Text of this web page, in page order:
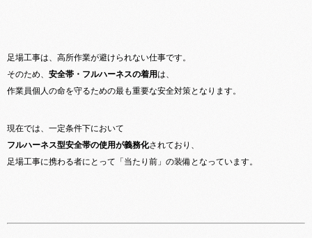
足場工事は、高所作業が避けられない仕事です。
そのため、 安全帯・フルハーネスの着用は、
作業員個人の命を守るための最も重要な安全対策となります。
現在では、一定条件下において
フルハーネス型安全帯の使用が義務化されており、
足場工事に携わる者にとって「当たり前」の装備となっています。